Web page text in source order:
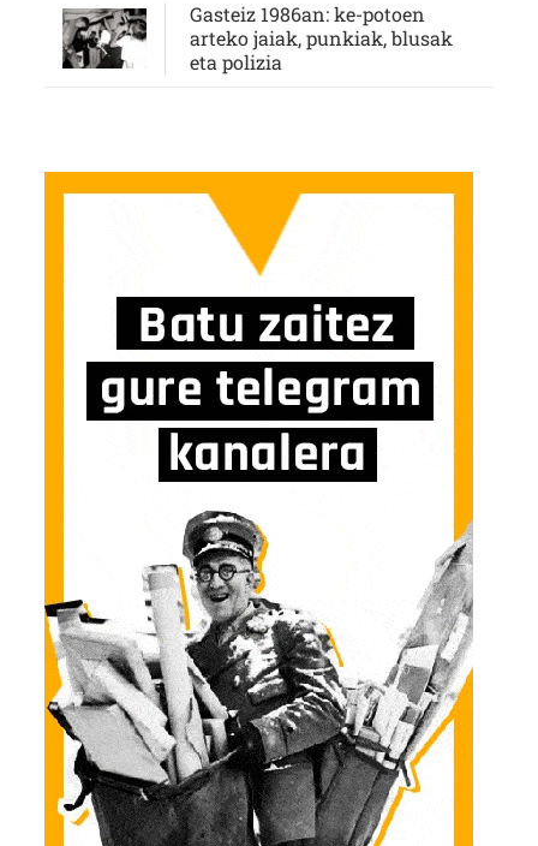
Gasteiz 1986an: ke-potoen
arteko jaiak, punkiak, blusak
eta polizia